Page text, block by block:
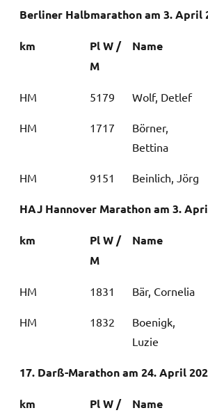
Berliner Halbmarathon am 3. April
km
Pl W /
M
Name
HM 5179 Wolf, Detlef
HM 1717
Börner,
Bettina
HM 9151 Beinlich, Jörg
HAJ Hannover Marathon am 3.
km
Pl W /
M
Name
HM 1831 Bär, Cornelia
HM 1832
Boenigk,
Luzie
17. Darß-Marathon am 24. April
km
Pl W /
Name